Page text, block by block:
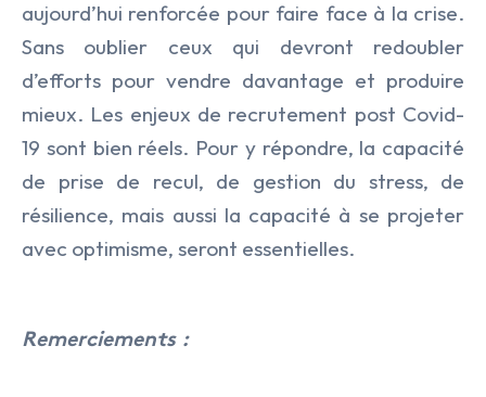
aujourd’hui renforcée pour faire face à la crise.
Sans oublier ceux qui devront redoubler
d’efforts pour vendre davantage et produire
mieux. Les enjeux de recrutement post Covid-
19 sont bien réels. Pour y répondre, la capacité
de prise de recul, de gestion du stress, de
résilience, mais aussi la capacité à se projeter
avec optimisme, seront essentielles.
Remerciements :